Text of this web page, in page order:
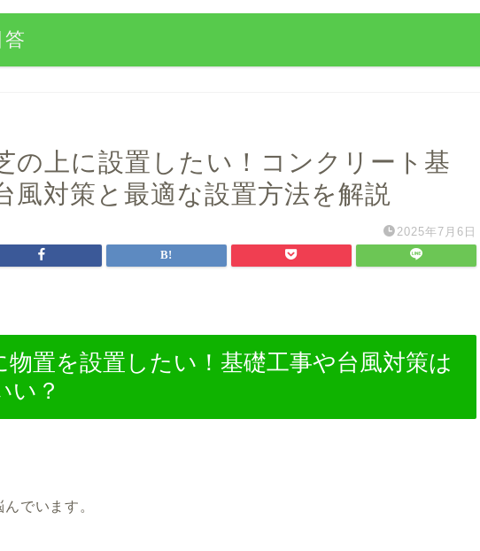
の上に設置したい！コンクリート基
風対策と最適な設置方法を解説
2025年7月6日
物置を設置したい！基礎工事や台風対策は
い？
でいます。